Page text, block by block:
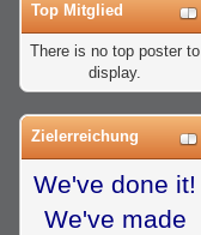
Top Mitglied
There is no top poster to
display.
Zielerreichung
We've done it!
We've made